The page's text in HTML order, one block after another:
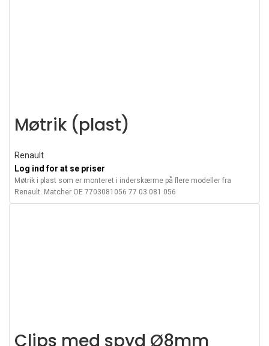
Møtrik (plast)
Renault
Log ind for at se priser
Møtrik i plast som er monteret i inderskærme på flere modeller fra
Renault. Matcher OE 7703081056 77 03 081 056
Clips med spyd Ø8mm